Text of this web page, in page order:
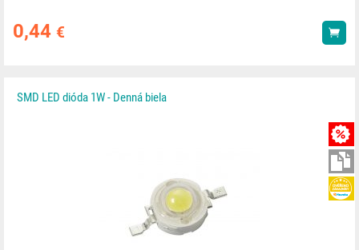
0,44 €
SMD LED dióda 1W - Denná biela